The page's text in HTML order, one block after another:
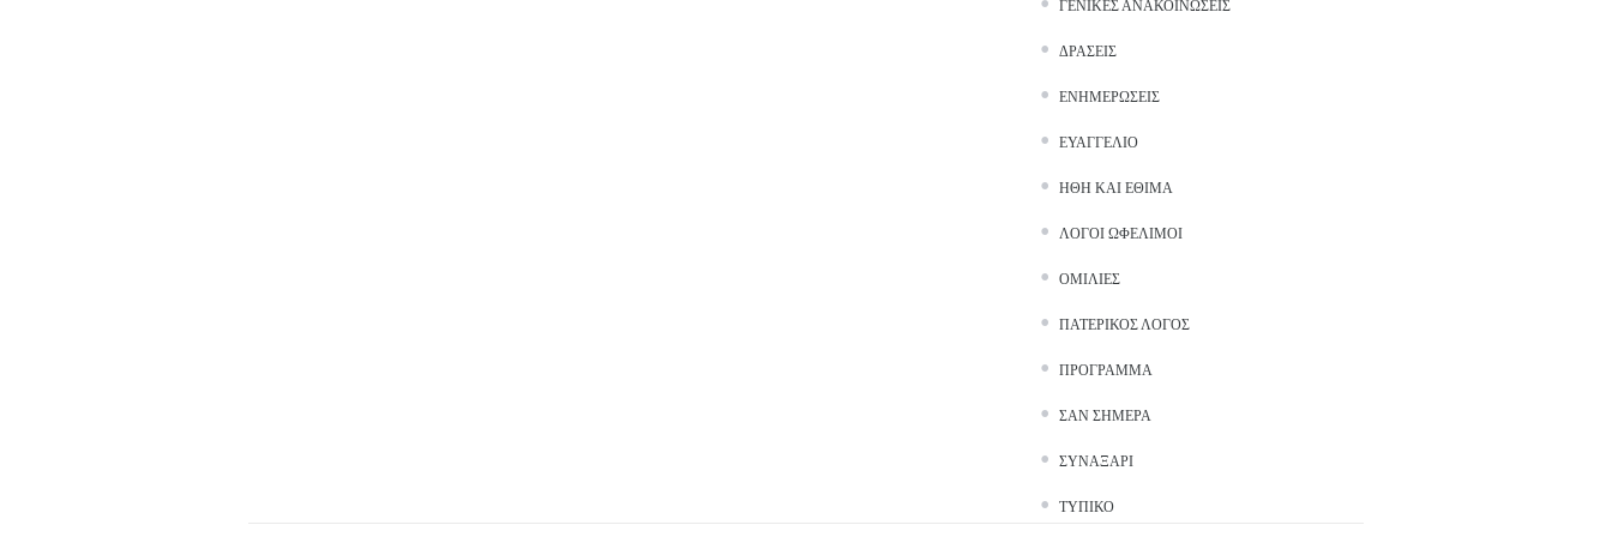
ΓΕΝΙΚΈΣ ΑΝΑΚΟΙΝΏΣΕΙΣ
ΔΡΆΣΕΙΣ
ΕΝΗΜΕΡΏΣΕΙΣ
ΕΥΑΓΓΈΛΙΟ
ΉΘΗ ΚΑΙ ΈΘΙΜΑ
ΛΌΓΟΙ ΩΦΈΛΙΜΟΙ
ΟΜΙΛΊΕΣ
ΠΑΤΕΡΙΚΌΣ ΛΌΓΟΣ
ΠΡΌΓΡΑΜΜΑ
ΣΑΝ ΣΉΜΕΡΑ
ΣΥΝΑΞΆΡΙ
ΤΥΠΙΚΌ